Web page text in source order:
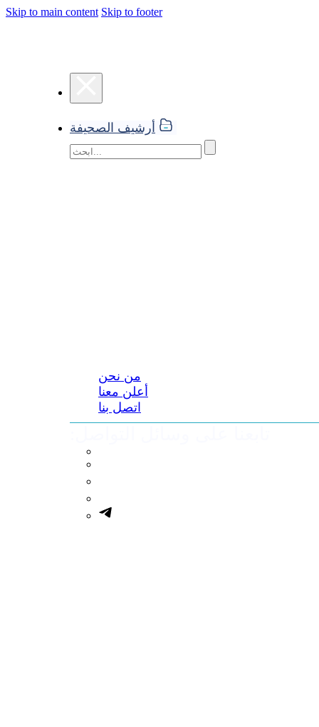
Skip to main content Skip to footer
أرشيف الصحيفة
من نحن
أعلن معنا
اتصل بنا